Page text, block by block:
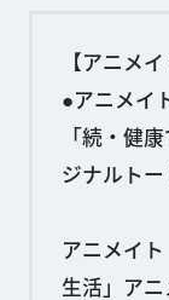
【アニメイ
●アニメイ
「続・健
ジナルト
アニメイ
生活」ア